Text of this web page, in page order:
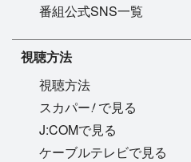
番組公式SNS一覧
視聴方法
視聴方法
スカパー!で見る
J:COMで見る
ケーブルテレビで見る